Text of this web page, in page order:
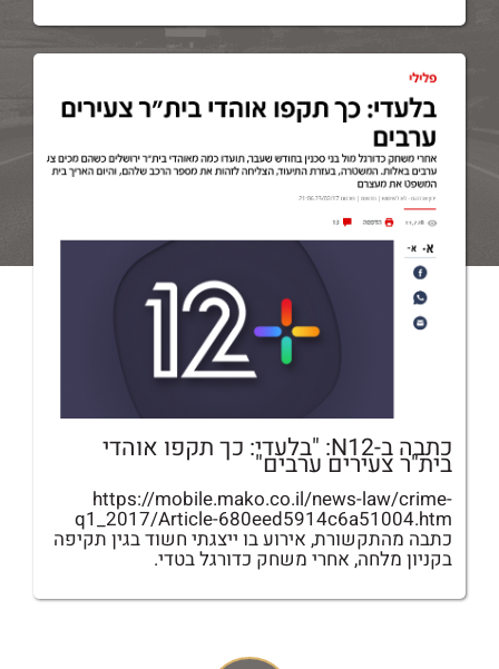
כתבה ב-N12: "בלעדי: כך תקפו אוהדיבית"ר צעירים ערבים"
https://mobile.mako.co.il/news-law/crime-
q1_2017/Article-680eed5914c6a51004.htm
כתבה מהתקשורת, אירוע בו ייצגתי חשוד בגין תקיפה
בקניון מלחה, אחרי משחק כדורגל בטדי.